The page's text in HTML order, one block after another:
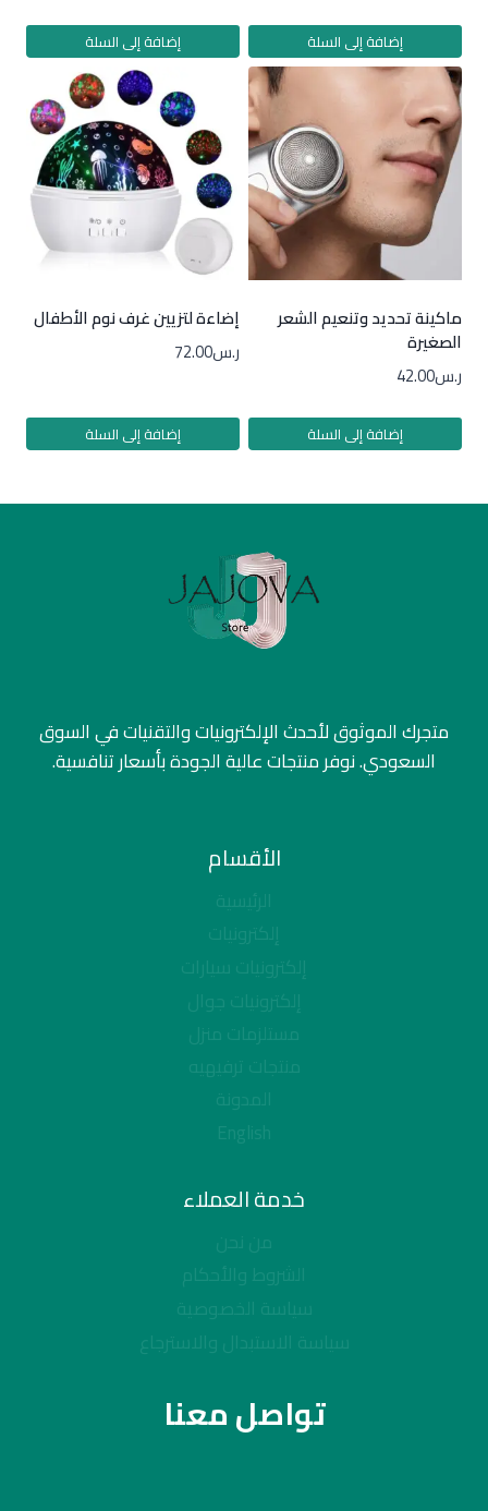
إضافة إلى السلة إضافة إلى السلة
ماكينة تحديد وتنعيم الشعر
الصغيرة
ر.س42.00
إضافة إلى السلة
إضاءة لتزيين غرف نوم الأطفال
ر.س72.00
إضافة إلى السلة
متجرك الموثوق لأحدث الإلكترونيات والتقنيات في السوق
السعودي. نوفر منتجات عالية الجودة بأسعار تنافسية.
الأقسام
الرئيسية
إلكترونيات
إلكترونيات سيارات
إلكترونيات جوال
مستلزمات منزل
منتجات ترفيهيه
المدونة
English
خدمة العملاء
من نحن
الشروط والأحكام
سياسة الخصوصية
سياسة الاستبدال والاسترجاع
تواصل معنا